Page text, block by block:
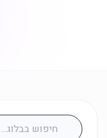
חיפוש בבלוג